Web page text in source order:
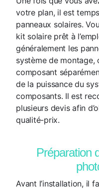
votre plan, il est
panneaux solaires.
kit solaire prêt à
généralement les
système de montage,
composant
de la puissance du
composants. Il est
plusieurs devis afin
qualité-prix.
Préparation
Avant l’installation, il